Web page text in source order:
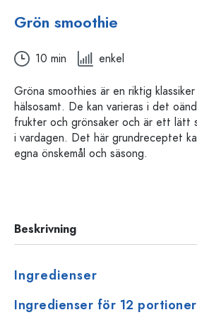
Grön smoothie
10 min enkel
Gröna smoothies är en riktig
hälsosamt. De kan varieras i det
frukter och grönsaker och är ett lätt
i vardagen. Det här grundreceptet
egna önskemål och säsong.
Beskrivning
Ingredienser
Ingredienser för 12 portioner